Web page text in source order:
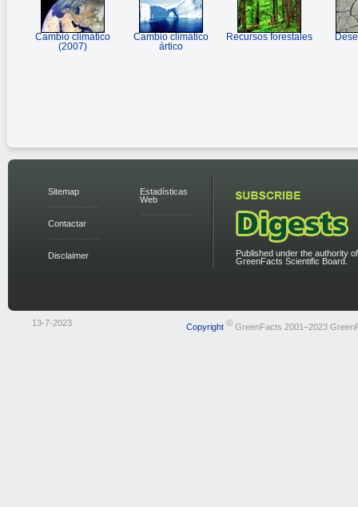
Cambio climático
(2007)
Cambio climático
ártico
Recursos forestales
Sitemap
Contactar
Disclaimer
Estadísticas
Web
Published under the authority
GreenFacts Scientific Board.
13-7-2023 Copyright ©GreenFacts 2001–2023